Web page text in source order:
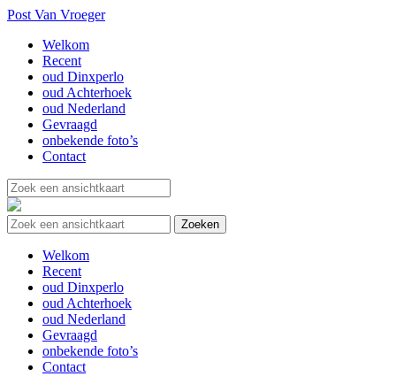
Post Van Vroeger
Welkom
Recent
oud Dinxperlo
oud Achterhoek
oud Nederland
Gevraagd
onbekende foto’s
Contact
Welkom
Recent
oud Dinxperlo
oud Achterhoek
oud Nederland
Gevraagd
onbekende foto’s
Contact